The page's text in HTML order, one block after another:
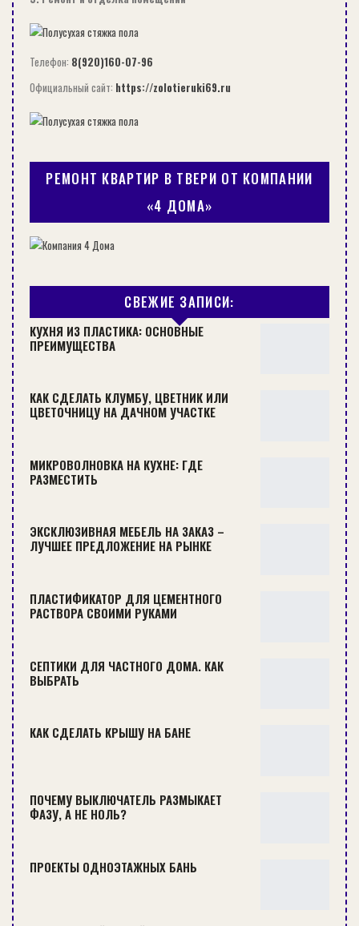
ПЛЮСЫ АРЕНДЫ КОНТЕЙНЕРА ДЛЯ ХРАНЕНИЯ ВЕЩЕЙ
СТРОИТЕЛЬСТВО
КАКОЙ СРОК СЛУЖБЫ МЕТАЛЛОЧЕРЕПИЦЫ?
СТРОИТЕЛЬСТВО
ГИДРОИЗОЛЯЦИЯ ФУНДАМЕНТА: ПУТЬ К НАДЕЖНОСТИ И
ДОЛГОВЕЧНОСТИ…
СТРОИТЕЛЬСТВО
ПРЕИМУЩЕСТВА И ОСОБЕННОСТИ ИНЪЕКЦИОННОЙ
ГИДРОИЗОЛЯЦИИ
Простая форма данного «устройства» позволяет
Телефон: 8(920)160-07-96
Официальный сайт: https://zolotieruki69.ru
РЕМОНТ КВАРТИР В ТВЕРИ ОТ КОМПАНИИ
«4 ДОМА»
СВЕЖИЕ ЗАПИСИ:
КУХНЯ ИЗ ПЛАСТИКА: ОСНОВНЫЕ
ПРЕИМУЩЕСТВА
КАК СДЕЛАТЬ КЛУМБУ, ЦВЕТНИК ИЛИ
ЦВЕТОЧНИЦУ НА ДАЧНОМ УЧАСТКЕ
МИКРОВОЛНОВКА НА КУХНЕ: ГДЕ
РАЗМЕСТИТЬ
ЭКСКЛЮЗИВНАЯ МЕБЕЛЬ НА ЗАКАЗ –
ЛУЧШЕЕ ПРЕДЛОЖЕНИЕ НА РЫНКЕ
ПЛАСТИФИКАТОР ДЛЯ ЦЕМЕНТНОГО
РАСТВОРА СВОИМИ РУКАМИ
СЕПТИКИ ДЛЯ ЧАСТНОГО ДОМА. КАК
ВЫБРАТЬ
КАК СДЕЛАТЬ КРЫШУ НА БАНЕ
ПОЧЕМУ ВЫКЛЮЧАТЕЛЬ РАЗМЫКАЕТ
ФАЗУ, А НЕ НОЛЬ?
ПРОЕКТЫ ОДНОЭТАЖНЫХ БАНЬ